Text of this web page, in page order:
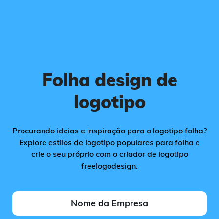
Folha design de
logotipo
Procurando ideias e inspiração para o logotipo folha?
Explore estilos de logotipo populares para folha e
crie o seu próprio com o criador de logotipo
freelogodesign.